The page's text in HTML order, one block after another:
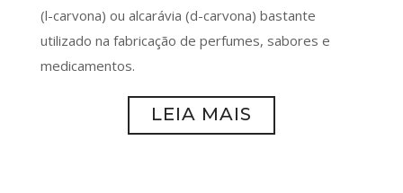
(l-carvona) ou alcarávia (d-carvona) bastante
utilizado na fabricação de perfumes, sabores e
medicamentos.
LEIA MAIS